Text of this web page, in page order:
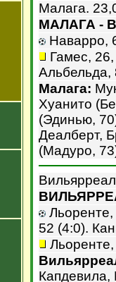
Малага.
МАЛАГА -
Наварро,
Гамес,
Альбельда,
Малага:
Хуанито
(Эдинью,
Деалберт,
(Мадуро,
52 (4:0).
Капдевила,